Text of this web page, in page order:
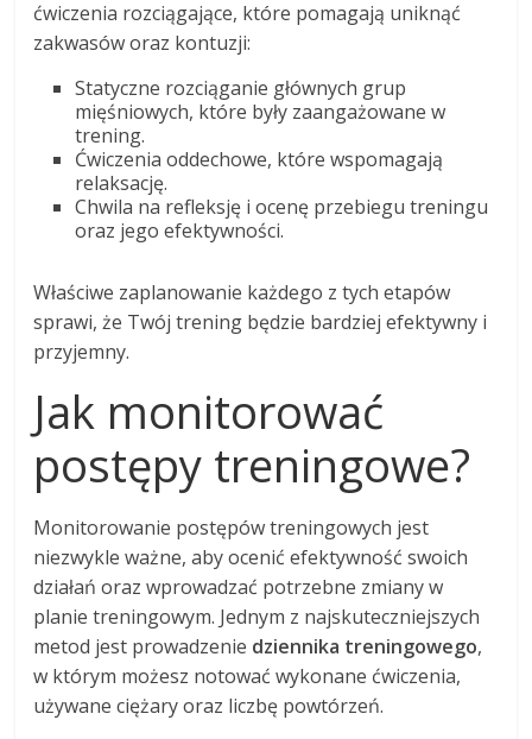
ćwiczenia rozciągające, które pomagają uniknąć
zakwasów oraz kontuzji:
Statyczne rozciąganie głównych grup
mięśniowych, które były zaangażowane w
trening.
Ćwiczenia oddechowe, które wspomagają
relaksację.
Chwila na refleksję i ocenę przebiegu treningu
oraz jego efektywności.
Właściwe zaplanowanie każdego z tych etapów
sprawi, że Twój trening będzie bardziej efektywny i
przyjemny.
Jak monitorować
postępy treningowe?
Monitorowanie postępów treningowych jest
niezwykle ważne, aby ocenić efektywność swoich
działań oraz wprowadzać potrzebne zmiany w
planie treningowym. Jednym z najskuteczniejszych
metod jest prowadzenie dziennika treningowego,
w którym możesz notować wykonane ćwiczenia,
używane ciężary oraz liczbę powtórzeń.